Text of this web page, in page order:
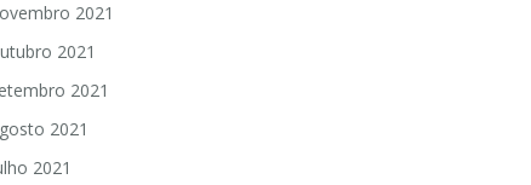
2021
2021
2021
2021
2021